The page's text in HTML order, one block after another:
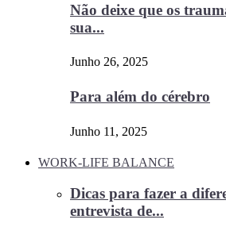
Não deixe que os
sua...
Junho 26, 2025
Para além do cérebro
Junho 11, 2025
WORK-LIFE BALANCE
Dicas para fazer a
entrevista de...